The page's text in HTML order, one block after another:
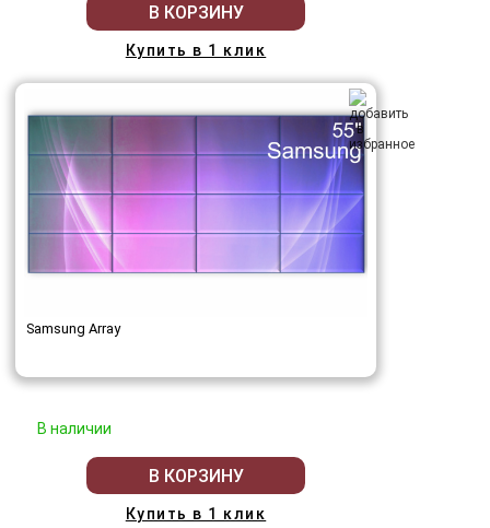
В КОРЗИНУ
Купить в 1 клик
Samsung Array
В наличии
В КОРЗИНУ
Купить в 1 клик